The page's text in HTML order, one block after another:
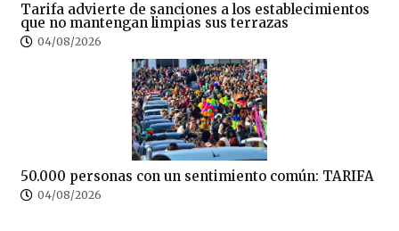
Tarifa advierte de sanciones a los establecimientos
que no mantengan limpias sus terrazas
04/08/2026
50.000 personas con un sentimiento común: TARIFA
04/08/2026